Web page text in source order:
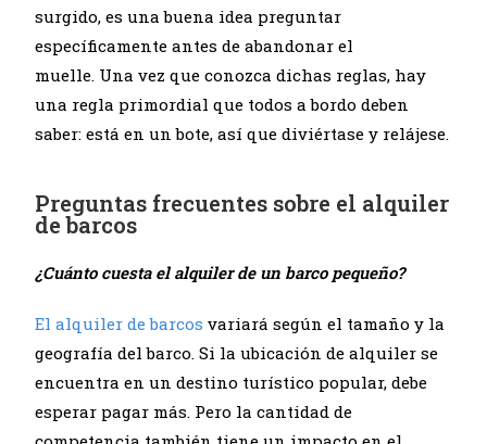
surgido, es una buena idea preguntar
específicamente antes de abandonar el
muelle. Una vez que conozca dichas reglas, hay
una regla primordial que todos a bordo deben
saber: está en un bote, así que diviértase y relájese.
Preguntas frecuentes sobre el alquiler
de barcos
¿Cuánto cuesta el alquiler de un barco pequeño?
El alquiler de barcos variará según el tamaño y la
geografía del barco. Si la ubicación de alquiler se
encuentra en un destino turístico popular, debe
esperar pagar más. Pero la cantidad de